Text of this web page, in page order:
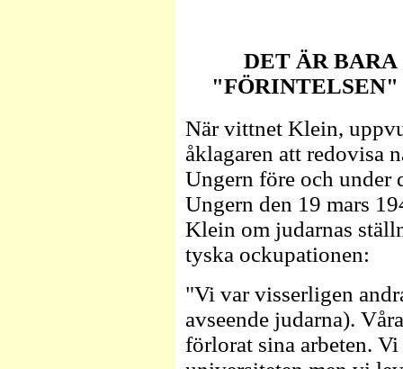
DET ÄR BARA
När vittnet Klein,
åklagaren att redovisa
Ungern före och under
Ungern den 19 mars
Klein om judarnas
tyska ockupationen:
"Vi var visserligen
avseende judarna).
förlorat sina arbeten.